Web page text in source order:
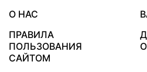
О НАС
ПРАВИЛА
ПОЛЬЗОВАНИЯ
САЙТОМ